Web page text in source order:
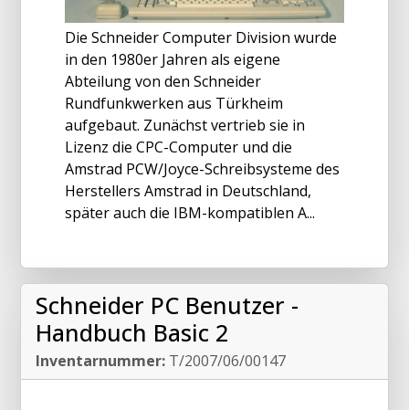
Die Schneider Computer Division wurde
in den 1980er Jahren als eigene
Abteilung von den Schneider
Rundfunkwerken aus Türkheim
aufgebaut. Zunächst vertrieb sie in
Lizenz die CPC-Computer und die
Amstrad PCW/Joyce-Schreibsysteme des
Herstellers Amstrad in Deutschland,
später auch die IBM-kompatiblen A...
Schneider PC Benutzer -
Handbuch Basic 2
Inventarnummer: T/2007/06/00147